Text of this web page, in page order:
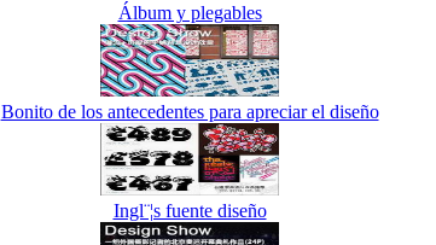
Álbum y plegables
Bonito de los antecedentes para apreciar el diseño
Ingl¨¦s fuente diseño